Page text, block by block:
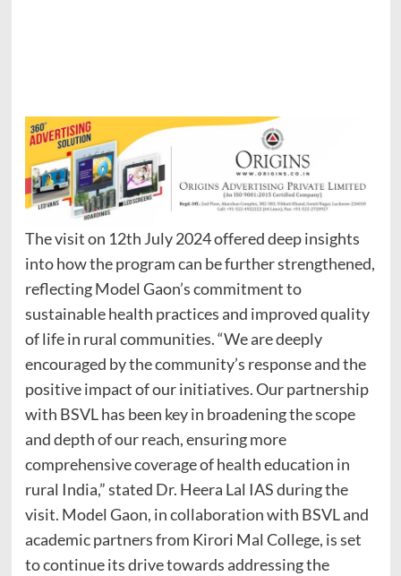
The visit on 12th July 2024 offered deep insights
into how the program can be further strengthened,
reflecting Model Gaon’s commitment to
sustainable health practices and improved quality
of life in rural communities. “We are deeply
encouraged by the community’s response and the
positive impact of our initiatives. Our partnership
with BSVL has been key in broadening the scope
and depth of our reach, ensuring more
comprehensive coverage of health education in
rural India,” stated Dr. Heera Lal IAS during the
visit. Model Gaon, in collaboration with BSVL and
academic partners from Kirori Mal College, is set
to continue its drive towards addressing the